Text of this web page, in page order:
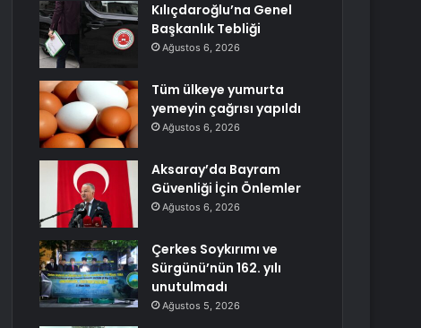
Kılıçdaroğlu’na Genel
Başkanlık Tebliği
Ağustos 6, 2026
Tüm ülkeye yumurta
yemeyin çağrısı yapıldı
Ağustos 6, 2026
Aksaray’da Bayram
Güvenliği İçin Önlemler
Ağustos 6, 2026
Çerkes Soykırımı ve
Sürgünü’nün 162. yılı
unutulmadı
Ağustos 5, 2026